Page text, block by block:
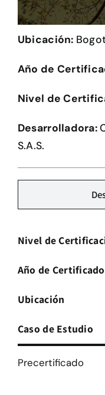
Herramientas
Credenciales
Plataforma CASA
Ubicación:
Año de
Nivel de
Desarrolladora:
S.A.S.
Nivel de
Año de Certificado
Ubicación
Caso de Estudio
Precertificado